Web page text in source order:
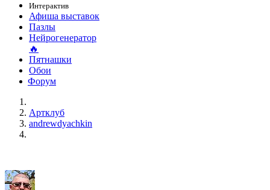
Интерактив
Афиша выставок
Пазлы
Нейрогенератор
🔥
Пятнашки
Обои
Форум
Артклуб
andrewdyachkin